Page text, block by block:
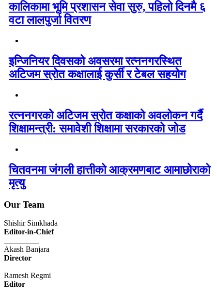
कालिकामा भूमि प्रशासन सेवा सुरु, पहिलो दिनमै ६
वटा लालपुर्जा वितरण
इन्जिनियर दिवसको अवसरमा रत्ननगरस्थित
अटिजम स्रोत कक्षालाई कुर्सी र टेबल सहयोग
रत्ननगरको अटिजम स्रोत कक्षाको अवलोकन गर्दै
शिक्षामन्त्री: समावेशी शिक्षामा सरकारको जोड
चितवनमा जंगली हात्तीको आक्रमणबाट आमाछोराको
मृत्यु
Our Team
Shishir Simkhada
Editor-in-Chief
Akash Banjara
Director
Ramesh Regmi
Editor